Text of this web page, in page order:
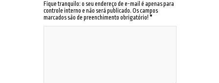
Fique tranquilo: o seu endereço de e-mail é apenas para
controle interno e não será publicado. Os campos
marcados são de preenchimento obrigatório! *